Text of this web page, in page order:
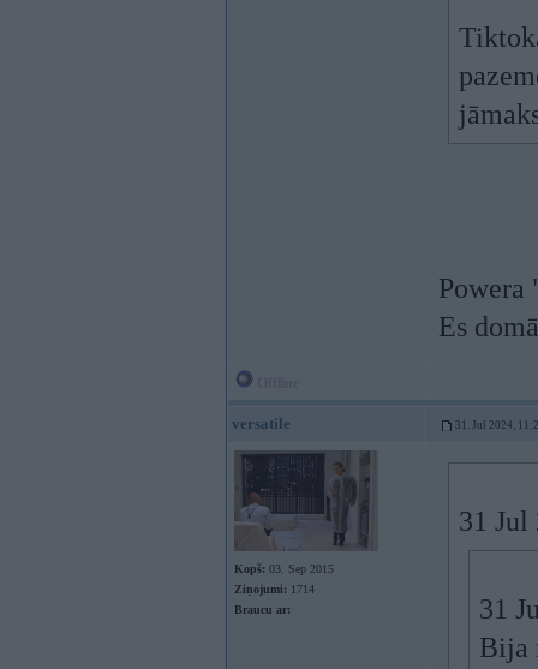
Powera
Es
versatile 31. Jul 2024,
Kopš: 03. Sep 2015
Ziņojumi: 1714
Braucu ar:
31
31
Bija